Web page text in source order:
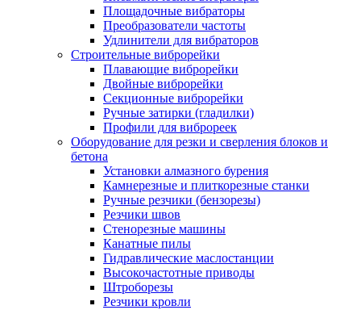
Площадочные вибраторы
Преобразователи частоты
Удлинители для вибраторов
Строительные виброрейки
Плавающие виброрейки
Двойные виброрейки
Секционные виброрейки
Ручные затирки (гладилки)
Профили для виброреек
Оборудование для резки и сверления блоков и
бетона
Установки алмазного бурения
Камнерезные и плиткорезные станки
Ручные резчики (бензорезы)
Резчики швов
Стенорезные машины
Канатные пилы
Гидравлические маслостанции
Высокочастотные приводы
Штроборезы
Резчики кровли